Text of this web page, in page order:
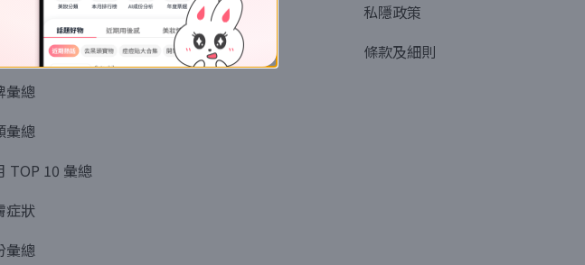
彙總
彙總
TOP 10 彙總
症狀
彙總
商業或媒體聯絡
產品提名
私隱政策
條款及細則